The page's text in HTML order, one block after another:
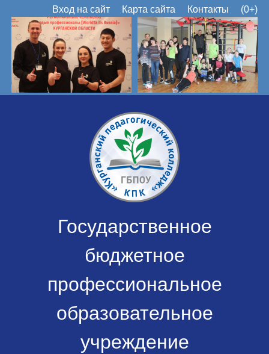
Вход на сайт Карта сайта Контакты (0+)
Государственное
бюджетное
профессиональное
образовательное
учреждение